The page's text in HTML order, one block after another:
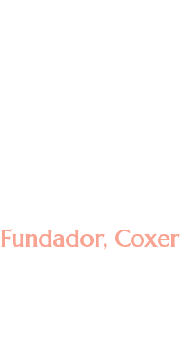
Fundador, Coxer